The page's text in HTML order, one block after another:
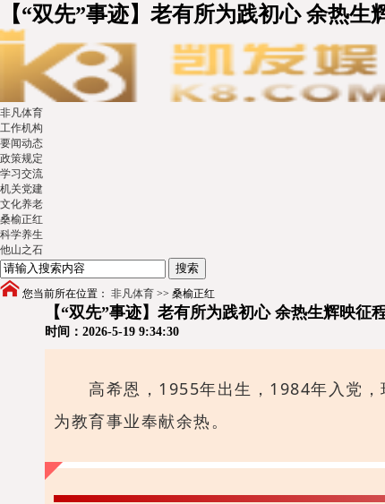
【“双先”事迹】老有所为践初心 余热
非凡体育
工作机构
要闻动态
政策规定
学习交流
机关党建
文化养老
桑榆正红
科学养生
他山之石
您当前所在位置： 非凡体育 >> 桑榆正红
【“双先”事迹】老有所为践初心 余热生辉映
时间：2026-5-19 9:34:30
高希恩，1955年出生，1984年入党
为教育事业奉献余热。